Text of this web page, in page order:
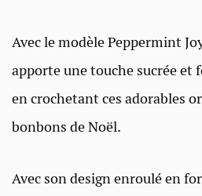
Avec le modèle Peppermint
apporte une touche sucrée et
en crochetant ces adorables
bonbons de Noël.
Avec son design enroulé en